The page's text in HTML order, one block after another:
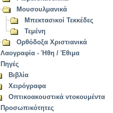
Μουσουλμανικά
Μπεκτασικοί Τεκκέδες
Τεμένη
Ορθόδοξα Χριστιανικά
Λαογραφία - Ήθη / Έθιμα
Πηγές
Βιβλία
Χειρόγραφα
Οπτικοακουστικά ντοκουμέντα
Προσωπικότητες